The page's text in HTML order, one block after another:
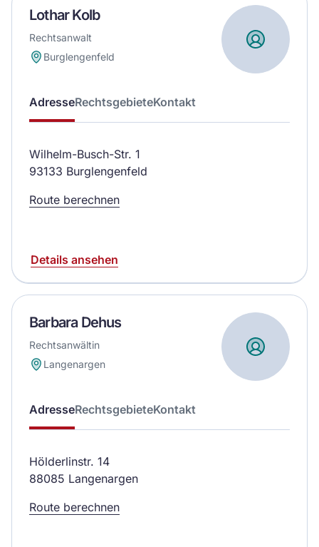
Lothar Kolb
Rechtsanwalt
Burglengenfeld
AdresseRechtsgebieteKontakt
Wilhelm-Busch-Str. 1
93133 Burglengenfeld
Route berechnen
Details ansehen
Barbara Dehus
Rechtsanwältin
Langenargen
AdresseRechtsgebieteKontakt
Hölderlinstr. 14
88085 Langenargen
Route berechnen